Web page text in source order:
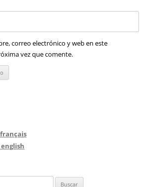
correo electrónico y web en este
vez que comente.
français
english